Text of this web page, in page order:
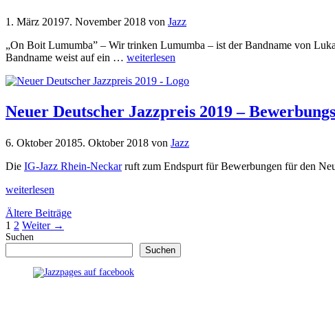
1. März 20197. November 2018 von Jazz
„On Boit Lumumba” – Wir trinken Lumumba – ist der Bandname von
Bandname weist auf ein … weiterlesen
Neuer Deutscher Jazzpreis 2019 –
6. Oktober 20185. Oktober 2018 von Jazz
Die IG-Jazz Rhein-Neckarruft zum Endspurt für Bewerbungen für den
weiterlesen
Ältere Beiträge
Seite
1 Seite
2 Weiter →
Suchen
Suchen